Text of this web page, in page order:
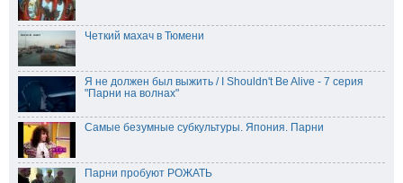
Четкий махач в Тюмени
Я не должен был выжить / I Shouldn't Be Alive - 7 серия
"Парни на волнах"
Самые безумные субкультуры. Япония. Парни
Парни пробуют РОЖАТЬ